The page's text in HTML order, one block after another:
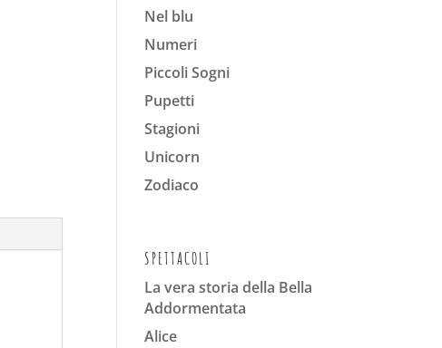
Nel blu
Numeri
Piccoli Sogni
Pupetti
Stagioni
Unicorn
Zodiaco
SPETTACOLI
La vera storia della Bella
Addormentata
Alice